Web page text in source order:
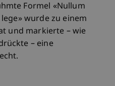
Formel «Nullum
wurde zu einem
und markierte – wie
– eine